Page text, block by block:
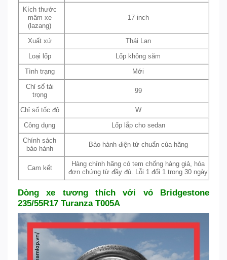
Kích thước
mâm xe
(lazang)
17 inch
Xuất xứ Thái Lan
Loại lốp Lốp không săm
Tình trạng Mới
Chỉ số tải
trọng
99
Chỉ số tốc độ W
Công dụng Lốp lắp cho sedan
Chính sách
bảo hành
Bảo hành điện tử chuẩn của hãng
Cam kết
Hàng chính hãng có tem chống hàng giả, hóa
đơn chứng từ đầy đủ. Lỗi 1 đổi 1 trong 30 ngày
Dòng xe tương thích với vỏ Bridgestone
235/55R17 Turanza T005A